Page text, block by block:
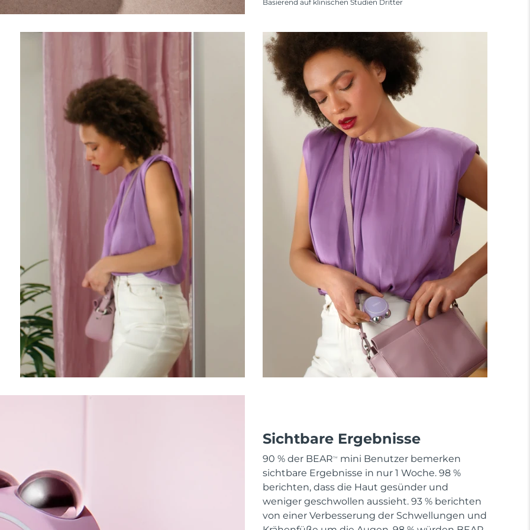
Basierend auf klinischen Studien Dritter
Sichtbare Ergebnisse
90 % der BEARTM
mini Benutzer bemerken
sichtbare Ergebnisse in nur 1 Woche. 98 %
berichten, dass die Haut gesünder und
weniger geschwollen aussieht. 93 % berichten
von einer Verbesserung der Schwellungen und